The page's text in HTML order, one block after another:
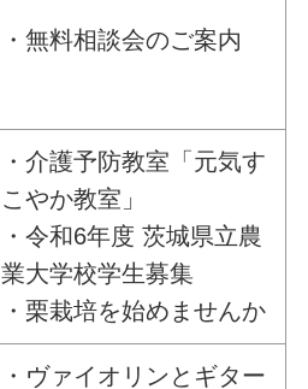
・無料相談会のご案内
・介護予防教室「元気す
こやか教室」
・令和6年度 茨城県立農
業大学校学生募集
・栗栽培を始めませんか
・ ヴァイオリンとギター